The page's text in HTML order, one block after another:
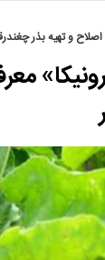
و تهیه بذر